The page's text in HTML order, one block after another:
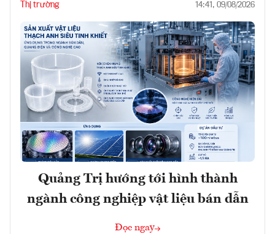
Thị trường 14:41, 09/08/2026
Quảng Trị hướng tới hình thành
ngành công nghiệp vật liệu bán dẫn
Đọc ngay